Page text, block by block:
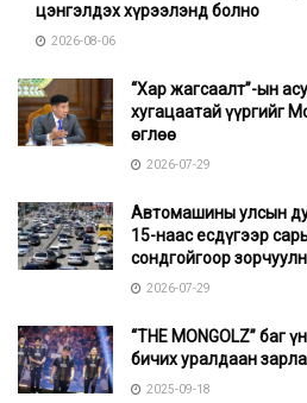
цэнгэлдэх хүрээлэнд болно
2026-08-06
“Хар жагсаалт”-ын
хугацаатай үүргийг
өглөө
2026-07-29
Автомашины улсын
15-наас есдүгээр
сондгойгоор
2026-07-29
“THE MONGOLZ” баг
бичих уралдаан
2025-09-18